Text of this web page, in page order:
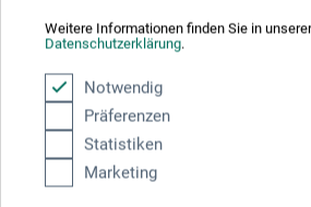
Weitere Informationen finden Sie in unserer
Datenschutzerklärung.
Notwendig
Präferenzen
Statistiken
Marketing
Colart Northern Europe GmbH
Gutenbergstr. 4
63477 Maintal
Deutschland